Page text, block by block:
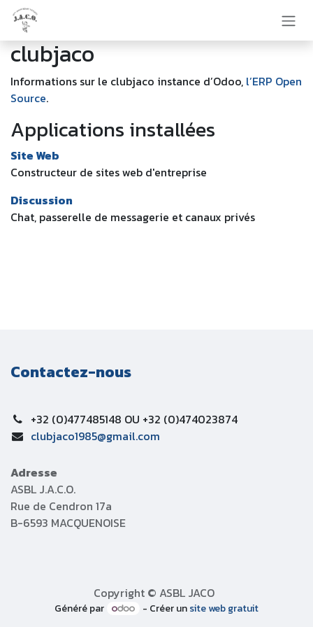
Se rendre au contenu
clubjaco
Informations sur le clubjaco instance d’Odoo, l’ERP Open
Source.
Applications installées
Site Web
Constructeur de sites web d'entreprise
Discussion
Chat, passerelle de messagerie et canaux privés
Contactez-nous
+32 (0)477485148 OU +32 (0)474023874
clubjaco1985@gmail.com
Adresse
ASBL J.A.C.O.
Rue de Cendron 17a
B-6593 MACQUENOISE
Copyright © ASBL JACO
Généré par - Créer unsite web gratuit